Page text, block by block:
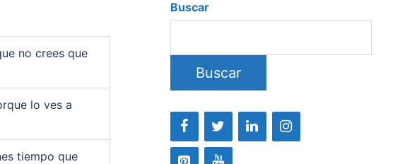
no crees que
lo ves a
tiempo que
Buscar
Buscar